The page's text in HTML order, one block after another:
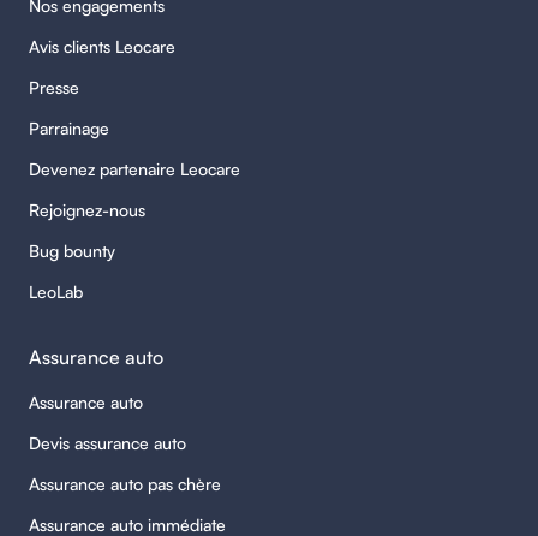
Nos engagements
Avis clients Leocare
Presse
Parrainage
Devenez partenaire Leocare
Rejoignez-nous
Bug bounty
LeoLab
Assurance auto
Assurance auto
Devis assurance auto
Assurance auto pas chère
Assurance auto immédiate